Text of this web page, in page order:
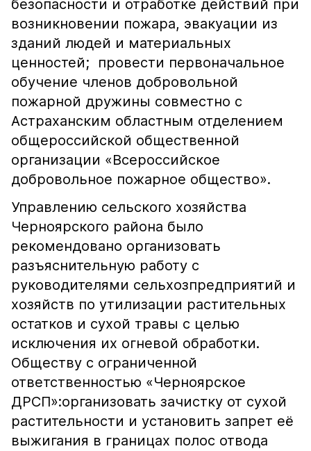
безопасности и отработке действий при
возникновении пожара, эвакуации из
зданий людей и материальных
ценностей; провести первоначальное
обучение членов добровольной
пожарной дружины совместно с
Астраханским областным отделением
общероссийской общественной
организации «Всероссийское
добровольное пожарное общество».
Управлению сельского хозяйства
Черноярского района было
рекомендовано организовать
разъяснительную работу с
руководителями сельхозпредприятий и
хозяйств по утилизации растительных
остатков и сухой травы с целью
исключения их огневой обработки.
Обществу с ограниченной
ответственностью «Черноярское
ДРСП»:организовать зачистку от сухой
растительности и установить запрет её
выжигания в границах полос отвода